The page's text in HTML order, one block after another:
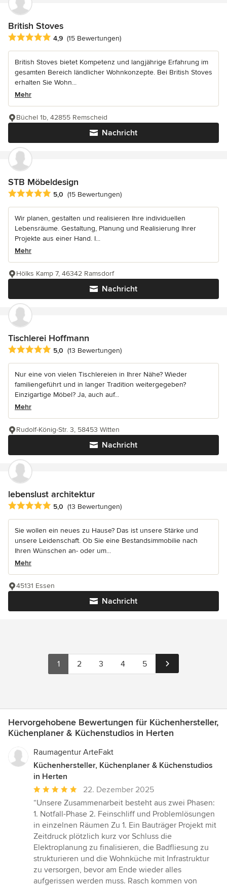
British Stoves
Durchschnittliche Bewertung: 4.9 von 5 Sternen
4,9 (15 Bewertungen)
British Stoves bietet Kompetenz und langjährige Erfahrung im
gesamten Bereich ländlicher Wohnkonzepte. Bei British Stoves
erhalten Sie Wohn...
Mehr
Nachricht
Büchel 1b, 42855 Remscheid
STB Möbeldesign
Durchschnittliche Bewertung: 5 von 5 Sternen
5,0 (15 Bewertungen)
Wir planen, gestalten und realisieren Ihre individuellen
Lebensräume. Gestaltung, Planung und Realisierung Ihrer
Projekte aus einer Hand. I...
Mehr
Nachricht
Hölks Kamp 7, 46342 Ramsdorf
Tischlerei Hoffmann
Durchschnittliche Bewertung: 5 von 5 Sternen
5,0 (13 Bewertungen)
Nur eine von vielen Tischlereien in Ihrer Nähe? Wieder
familiengeführt und in langer Tradition weitergegeben?
Einzigartige Möbel? Ja, auch auf...
Mehr
Nachricht
Rudolf-König-Str. 3, 58453 Witten
lebenslust architektur
Durchschnittliche Bewertung: 5 von 5 Sternen
5,0 (13 Bewertungen)
Sie wollen ein neues zu Hause? Das ist unsere Stärke und
unsere Leidenschaft. Ob Sie eine Bestandsimmobilie nach
Ihren Wünschen an- oder um...
Mehr
Nachricht
45131 Essen
1 2 3 4 5
Hervorgehobene Bewertungen für Küchenhersteller,
Küchenplaner & Küchenstudios in Herten
Raumagentur ArteFakt
Küchenhersteller, Küchenplaner & Küchenstudios
in Herten
Durchschnittliche
Bewertung:
5
von
5
Sternen
22. Dezember 2025
“Unsere Zusammenarbeit besteht aus zwei Phasen:
1. Notfall-Phase 2. Feinschliff und Problemlösungen
in einzelnen Räumen Zu 1. Ein Bauträger Projekt mit
Zeitdruck plötzlich kurz vor Schluss die
Elektroplanung zu finalisieren, die Badfliesung zu
strukturieren und die Wohnküche mit Infrastruktur
zu versorgen, bevor am Ende wieder alles
aufgerissen werden muss. Rasch kommen von